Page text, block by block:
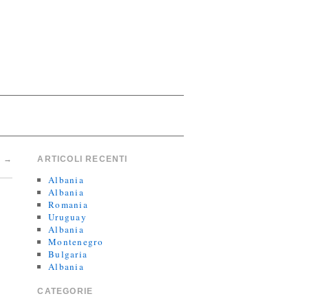
→ ARTICOLI RECENTI
Albania
Albania
Romania
Uruguay
Albania
Montenegro
Bulgaria
Albania
CATEGORIE